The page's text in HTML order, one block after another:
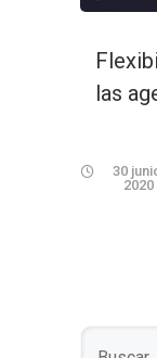
las
30
2020